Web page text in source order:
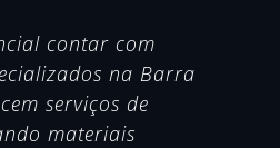
contar com
na Barra
serviços de
materiais